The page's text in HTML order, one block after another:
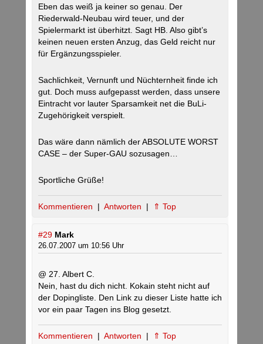
Eben das weiß ja keiner so genau. Der
Riederwald-Neubau wird teuer, und der
Spielermarkt ist überhitzt. Sagt HB. Also gibt’s
keinen neuen ersten Anzug, das Geld reicht nur
für Ergänzungsspieler.
Sachlichkeit, Vernunft und Nüchternheit finde ich
gut. Doch muss aufgepasst werden, dass unsere
Eintracht vor lauter Sparsamkeit net die BuLi-
Zugehörigkeit verspielt.
Das wäre dann nämlich der ABSOLUTE WORST
CASE – der Super-GAU sozusagen…
Sportliche Grüße!
Kommentieren | Antworten | ⇑ Top
#29 Mark
26.07.2007 um 10:56 Uhr
@ 27. Albert C.
Nein, hast du dich nicht. Kokain steht nicht auf
der Dopingliste. Den Link zu dieser Liste hatte ich
vor ein paar Tagen ins Blog gesetzt.
Kommentieren | Antworten | ⇑ Top